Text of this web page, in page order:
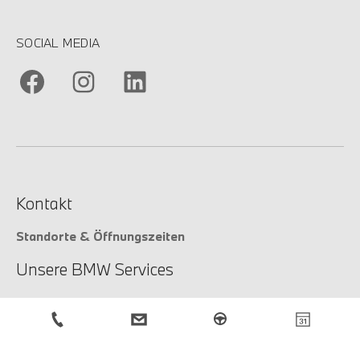
SOCIAL MEDIA
Kontakt
Standorte & Öffnungszeiten
Unsere BMW Services
Unsere Services
Service-Anfrage